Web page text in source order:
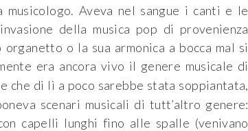
Aveva nel sangue i canti e le
della musica pop di provenienza
o la sua armonica a bocca mal si
era ancora vivo il genere musicale di
che di lì a poco sarebbe stata soppiantata,
scenari musicali di tutt’altro genere:
capelli lunghi fino alle spalle (venivano